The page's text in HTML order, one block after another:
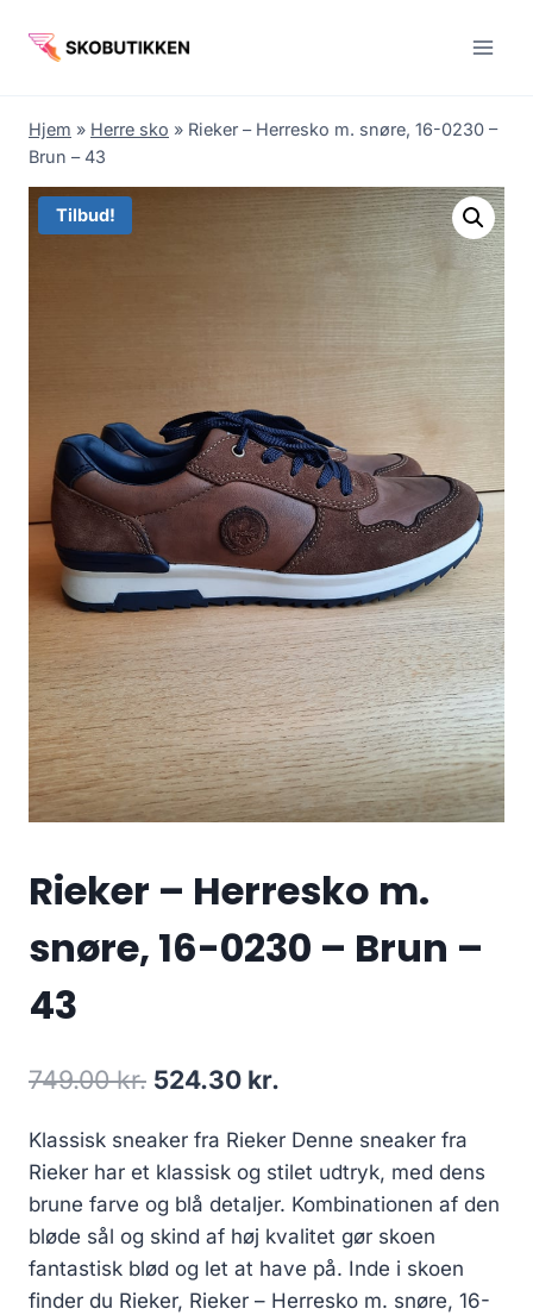
Hjem » Herre sko » Rieker – Herresko m. snøre, 16-0230 –
Brun – 43
Tilbud!
Rieker – Herresko m.
snøre, 16-0230 – Brun –
43
749.00kr. Den
pris
var:
749.00 kr..
524.30 kr.
pris
er:
524.30 kr..
Klassisk sneaker fra Rieker Denne sneaker fra
Rieker har et klassisk og stilet udtryk, med dens
brune farve og blå detaljer. Kombinationen af den
bløde sål og skind af høj kvalitet gør skoen
fantastisk blød og let at have på. Inde i skoen
finder du Rieker, Rieker – Herresko m. snøre, 16-